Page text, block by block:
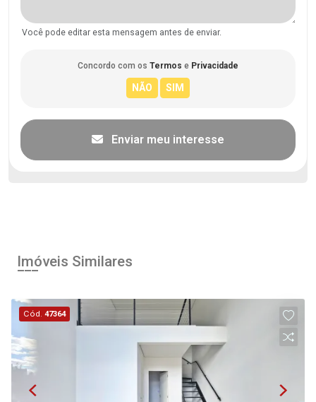
Você pode editar esta mensagem antes de enviar.
Concordo com os Termos e Privacidade
Enviar meu interesse
Imóveis Similares
Cód.47364